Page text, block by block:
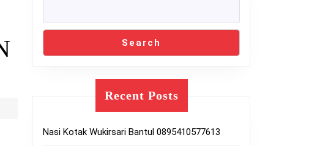
Search
Recent Posts
Nasi Kotak Wukirsari Bantul 0895410577613